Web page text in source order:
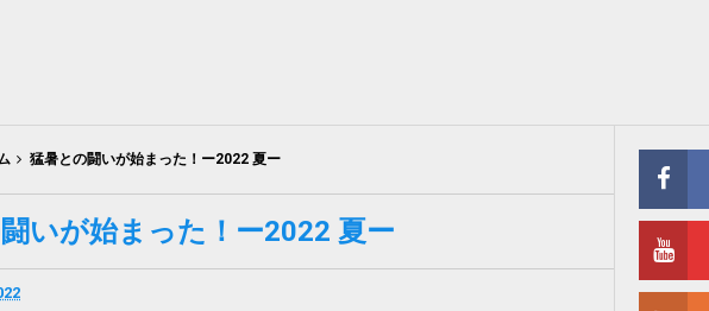
猛暑との闘いが始まった！ー2022 夏ー
いが始まった！ー2022 夏ー